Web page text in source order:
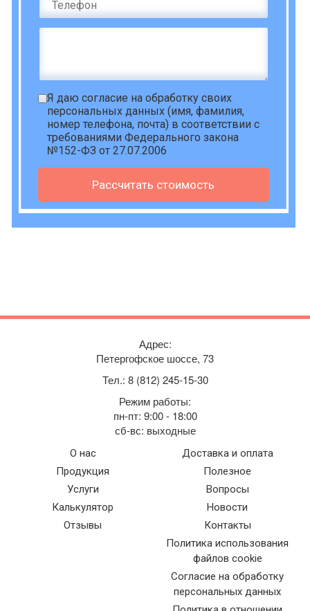
Я даю согласие на обработку своих
персональных данных (имя, фамилия,
номер телефона, почта) в соответствии с
требованиями Федерального закона
№152-ФЗ от 27.07.2006
Рассчитать стоимость
О нас
Продукция
Услуги
Калькулятор
Отзывы
Доставка и оплата
Полезное
Вопросы
Новости
Контакты
Политика использования
файлов cookie
Согласие на обработку
персональных данных
Адрес:
Петергофское шоссе, 73
Тел.: 8 (812) 245-15-30
Режим работы:
пн-пт: 9:00 - 18:00
сб-вс: выходные